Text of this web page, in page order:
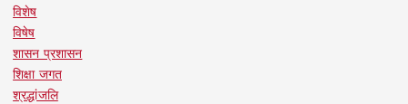
विशेष
विषेष
शासन प्रशासन
शिक्षा जगत
श्रद्धांजलि